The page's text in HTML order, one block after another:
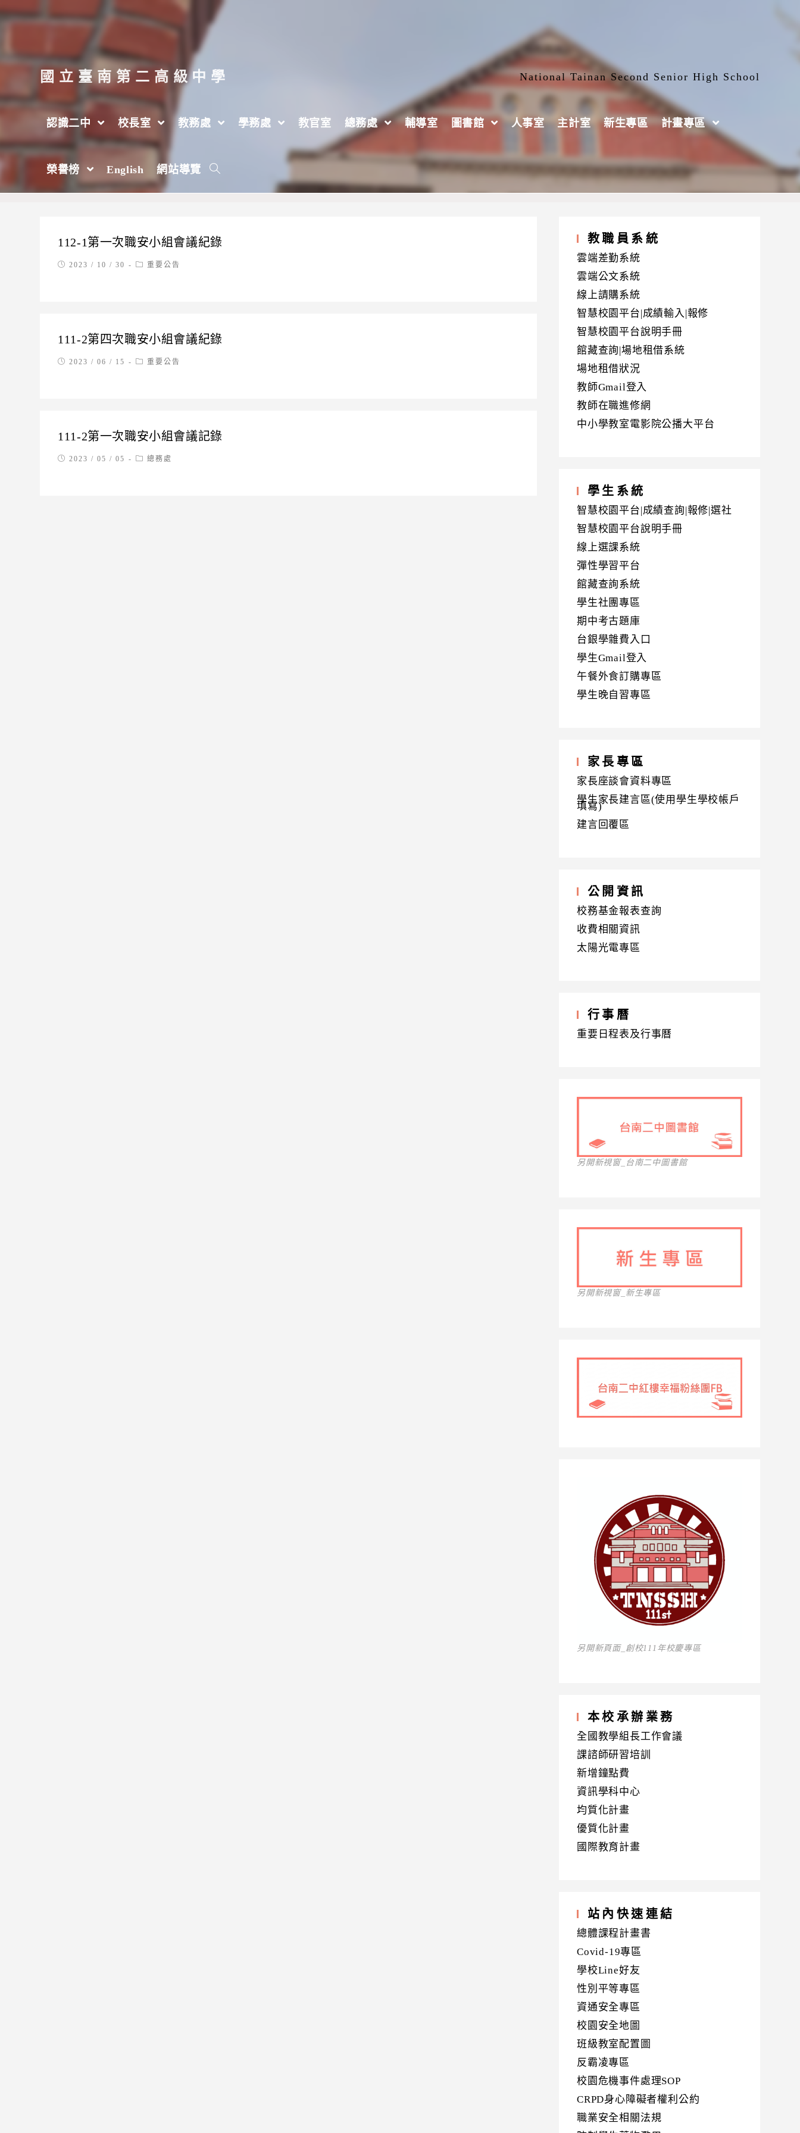
跳
至
要
內
容
國立臺南第二高級中學 National Tainan Second Senior High School
認識二中 校長室 教務處 學務處 教官室 總務處 輔導室 圖書館 人事室 主計室 新生專區 計畫專區
榮譽榜 English 網站導覽
會議記錄
會議記錄
112-1第一次職安小組會議紀錄
Post2023 / 10 / 30
Post重要公告
111-2第四次職安小組會議紀錄
Post2023 / 06 / 15
Post重要公告
111-2第一次職安小組會議記錄
Post2023 / 05 / 05
Post總務處
教職員系統
雲端差勤系統
雲端公文系統
線上請購系統
智慧校園平台|成績輸入|報修
智慧校園平台說明手冊
館藏查詢|場地租借系統
場地租借狀況
教師Gmail登入
教師在職進修網
中小學教室電影院公播大平台
學生系統
智慧校園平台|成績查詢|報修|選社
智慧校園平台說明手冊
線上選課系統
彈性學習平台
館藏查詢系統
學生社團專區
期中考古題庫
台銀學雜費入口
學生Gmail登入
午餐外食訂購專區
學生晚自習專區
家長專區
家長座談會資料專區
學生家長建言區(使用學生學校帳戶
填寫)
建言回覆區
公開資訊
校務基金報表查詢
收費相關資訊
太陽光電專區
行事曆
重要日程表及行事曆
另開新視窗_台南二中圖書館
另開新視窗_新生專區
另開新頁面_創校111年校慶專區
本校承辦業務
全國教學組長工作會議
課諮師研習培訓
新增鐘點費
資訊學科中心
均質化計畫
優質化計畫
國際教育計畫
站內快速連結
總體課程計畫書
Covid-19專區
學校Line好友
性別平等專區
資通安全專區
校園安全地圖
班級教室配置圖
反霸凌專區
校園危機事件處理SOP
CRPD身心障礙者權利公約
職業安全相關法規